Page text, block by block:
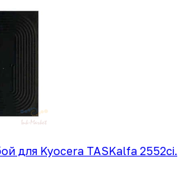
для Kyocera TASKalfa 2552ci.